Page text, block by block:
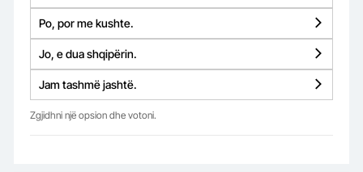
Po, por me kushte.
Jo, e dua shqipërin.
Jam tashmë jashtë.
Zgjidhni një opsion dhe votoni.